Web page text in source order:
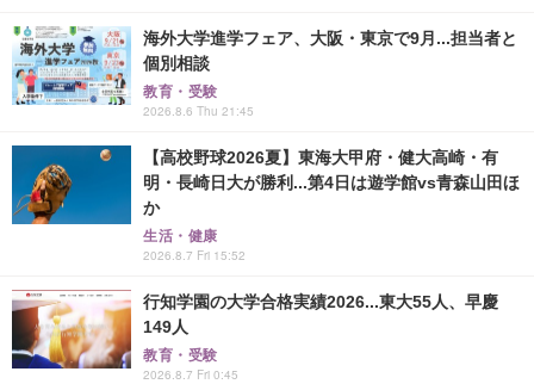
海外大学進学フェア、大阪・東京で9月...担当者と
個別相談
教育・受験
2026.8.6 Thu 21:45
【高校野球2026夏】東海大甲府・健大高崎・有
明・長崎日大が勝利...第4日は遊学館vs青森山田ほ
か
生活・健康
2026.8.7 Fri 15:52
行知学園の大学合格実績2026...東大55人、早慶
149人
教育・受験
2026.8.7 Fri 0:45